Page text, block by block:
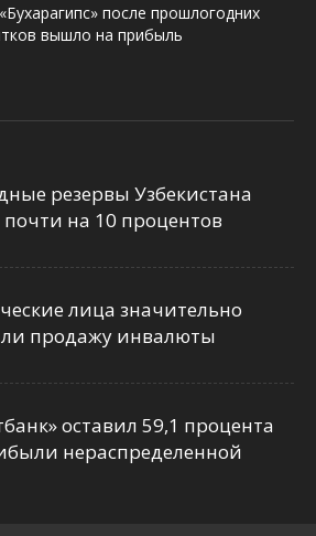
после прошлогодних
вышло на прибыль
резервы Узбекистана
на 10 процентов
лица значительно
продажу инвалюты
оставил 59,1 процента
нераспределенной